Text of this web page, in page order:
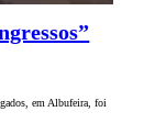
em Albufeira, foi